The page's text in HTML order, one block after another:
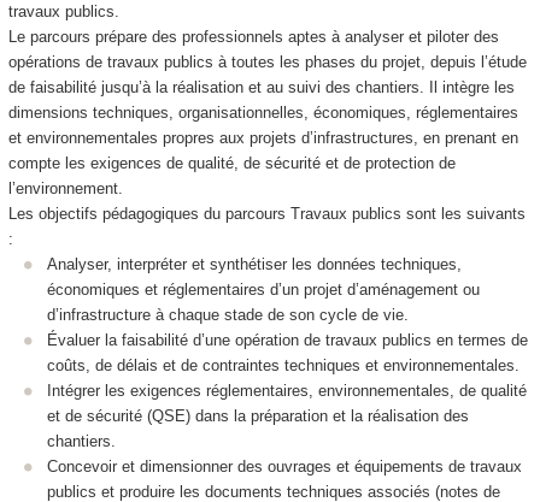
travaux publics.
Le parcours prépare des professionnels aptes à analyser et piloter des
opérations de travaux publics à toutes les phases du projet, depuis l’étude
de faisabilité jusqu’à la réalisation et au suivi des chantiers. Il intègre les
dimensions techniques, organisationnelles, économiques, réglementaires
et environnementales propres aux projets d’infrastructures, en prenant en
compte les exigences de qualité, de sécurité et de protection de
l’environnement.
Les objectifs pédagogiques du parcours Travaux publics sont les suivants
:
Analyser, interpréter et synthétiser les données techniques,
économiques et réglementaires d’un projet d’aménagement ou
d’infrastructure à chaque stade de son cycle de vie.
Évaluer la faisabilité d’une opération de travaux publics en termes de
coûts, de délais et de contraintes techniques et environnementales.
Intégrer les exigences réglementaires, environnementales, de qualité
et de sécurité (QSE) dans la préparation et la réalisation des
chantiers.
Concevoir et dimensionner des ouvrages et équipements de travaux
publics et produire les documents techniques associés (notes de